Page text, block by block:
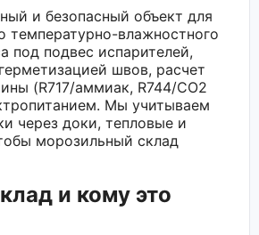
и безопасный объект для
температурно-влажностного
под подвес испарителей,
швов, расчет
(R717/аммиак, R744/CO2
Мы учитываем
через доки, тепловые и
морозильный склад
и кому это